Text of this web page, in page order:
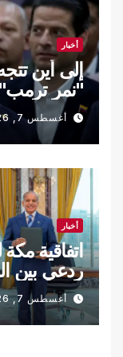
أخبار
إلى أين
"نمر
أغسطس 7, 2026
أخبار
اتفاقية
ردعي بين
أغسطس 7, 2026